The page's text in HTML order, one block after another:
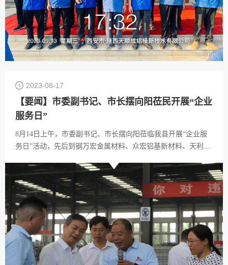
2023-08-17
【要闻】市委副书记、市长摆向阳莅民开展“企业
服务日”
8月14日上午，市委副书记、市长摆向阳莅临我县开展“企业服
务日”活动，先后到钢万宏金属材料、众宏铝基新材料、天利成
发、市场拓展、以商招商情况，要求民权县做大做强产业集
群，打造全国铝模生产基地。市、县领导李进发、王静娴、王
景义、张爱军参加调研。